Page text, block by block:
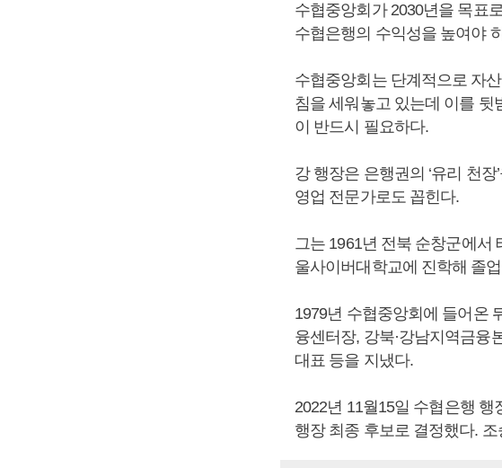
수협중앙회가 2030년을 목표
수협은행의 수익성을 높여야
수협중앙회는 단계적으로 자
침을 세워놓고 있는데 이를
이 반드시 필요하다.
강 행장은 은행권의 ‘유리 천
영업 전문가로도 꼽힌다.
그는 1961년 전북 순창군에서
울사이버대학교에 진학해 졸
1979년 수협중앙회에 들어온
융센터장, 강북·강남지역금융
대표 등을 지냈다.
2022년 11월15일 수협은행
행장 최종 후보로 결정했다.